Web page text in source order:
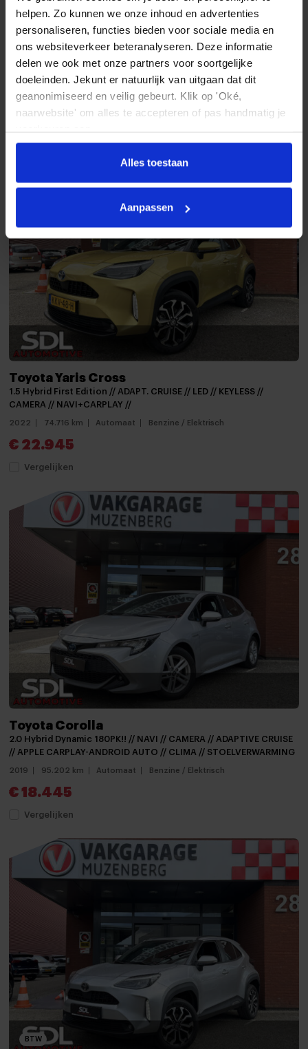
helpen. Zo kunnen we onze inhoud en advertenties
personaliseren, functies bieden voor sociale media en
ons websiteverkeer beteranalyseren. Deze informatie
delen we ook met onze partners voor soortgelijke
doeleinden. Jekunt er natuurlijk van uitgaan dat dit
geanonimiseerd en veilig gebeurt. Klik op 'Oké,
naarwebsite' om alles te accepteren of pas handmatig je
Alles toestaan
Aanpassen
Centrale deurvergrendeling met afstandsbediening
Dimlichten automatisch
Elektronische remkrachtverdeling
Getint glas
Grootlichtassistent
LED achterlichten
LED dagrijverlichting
Lichtmetalen velgen
Lichtmetalen velgen
Lichtmetalen velgen 18"
Metaalkleur
Mistlampen
Mistlampen voor
mistlampen voor
Parkeer assistent
Parkeersensor voor
Parkeersensor voor en achter
Trekhaak
verwarmde zijspiegels
Achteruitrijcamera
Audio installatie
Audio installatie premium
Aux en USB Aansluiting
Bluetooth telefoonvoorbereiding
Bluetooth telefoonvoorbereiding
MP3 aansluiting
Multimedia-voorbereiding
Navigatie
Navigatiesysteem
Navigatiesysteem full map
Navigatie voorbereiding
Stuurwiel multifunctioneel
12Volt aansluiting
Achterbank in delen neerklapbaar
Airco
Armsteun
Toyota Yaris Cross
1.5 Hybrid 115 First Edition // ADAPT. CRUISE // KEYLESS // APPLE-
2025 26.199 km Automaat Benzine / Elektrisch
€ 26.945
Toyota Yaris Cross
1.5 Hybrid First Edition // ADAPT. CRUISE // LED // KEYLESS //
CAMERA // NAVI+CARPLAY //
2022 74.716 km Automaat Benzine / Elektrisch
€ 22.945
Vergelijken
Toyota Corolla
2.0 Hybrid Dynamic 180PK!! // NAVI // CAMERA // ADAPTIVE CRUISE
// APPLE CARPLAY-ANDROID AUTO // CLIMA // STOELVERWARMING
2019 95.202 km Automaat Benzine / Elektrisch
€ 18.445
Vergelijken
BTW